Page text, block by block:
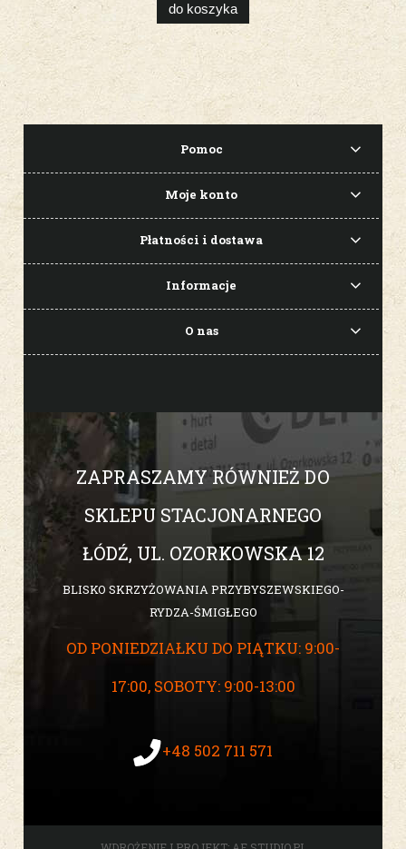
do koszyka
Pomoc
Moje konto
Płatności i dostawa
Informacje
O nas
ZAPRASZAMY RÓWNIEŻ DO
SKLEPU STACJONARNEGO
ŁÓDŹ, UL. OZORKOWSKA 12
BLISKO SKRZYŻOWANIA PRZYBYSZEWSKIEGO-
RYDZA-ŚMIGŁEGO
OD PONIEDZIAŁKU DO PIĄTKU: 9:00-
17:00, SOBOTY: 9:00-13:00
+48 502 711 571